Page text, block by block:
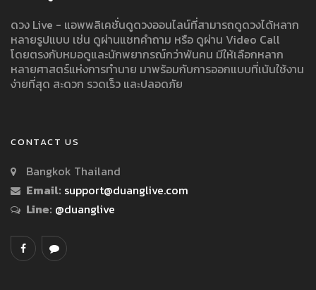
ดวง Live - แอพพลิเคชั่นดูดวงออนไลน์ที่สามารถดูดวงได้หลาก
หลายรูปแบบ เช่น ดูผ่านแชทคำถาม หรือ ดูผ่าน Video Call
โดยตรงกับหมอดูและนักพยากรณ์กว่าพันคน มีให้เลือกหลาก
หลายศาสตร์แห่งการทำนาย มาพร้อมกับการออกแบบที่เน้นใช้งาน
ง่ายที่สุด สะดวก รวดเร็ว และปลอดภัย
CONTACT US
Bangkok Thailand
Email: support@duanglive.com
Line: @duanglive